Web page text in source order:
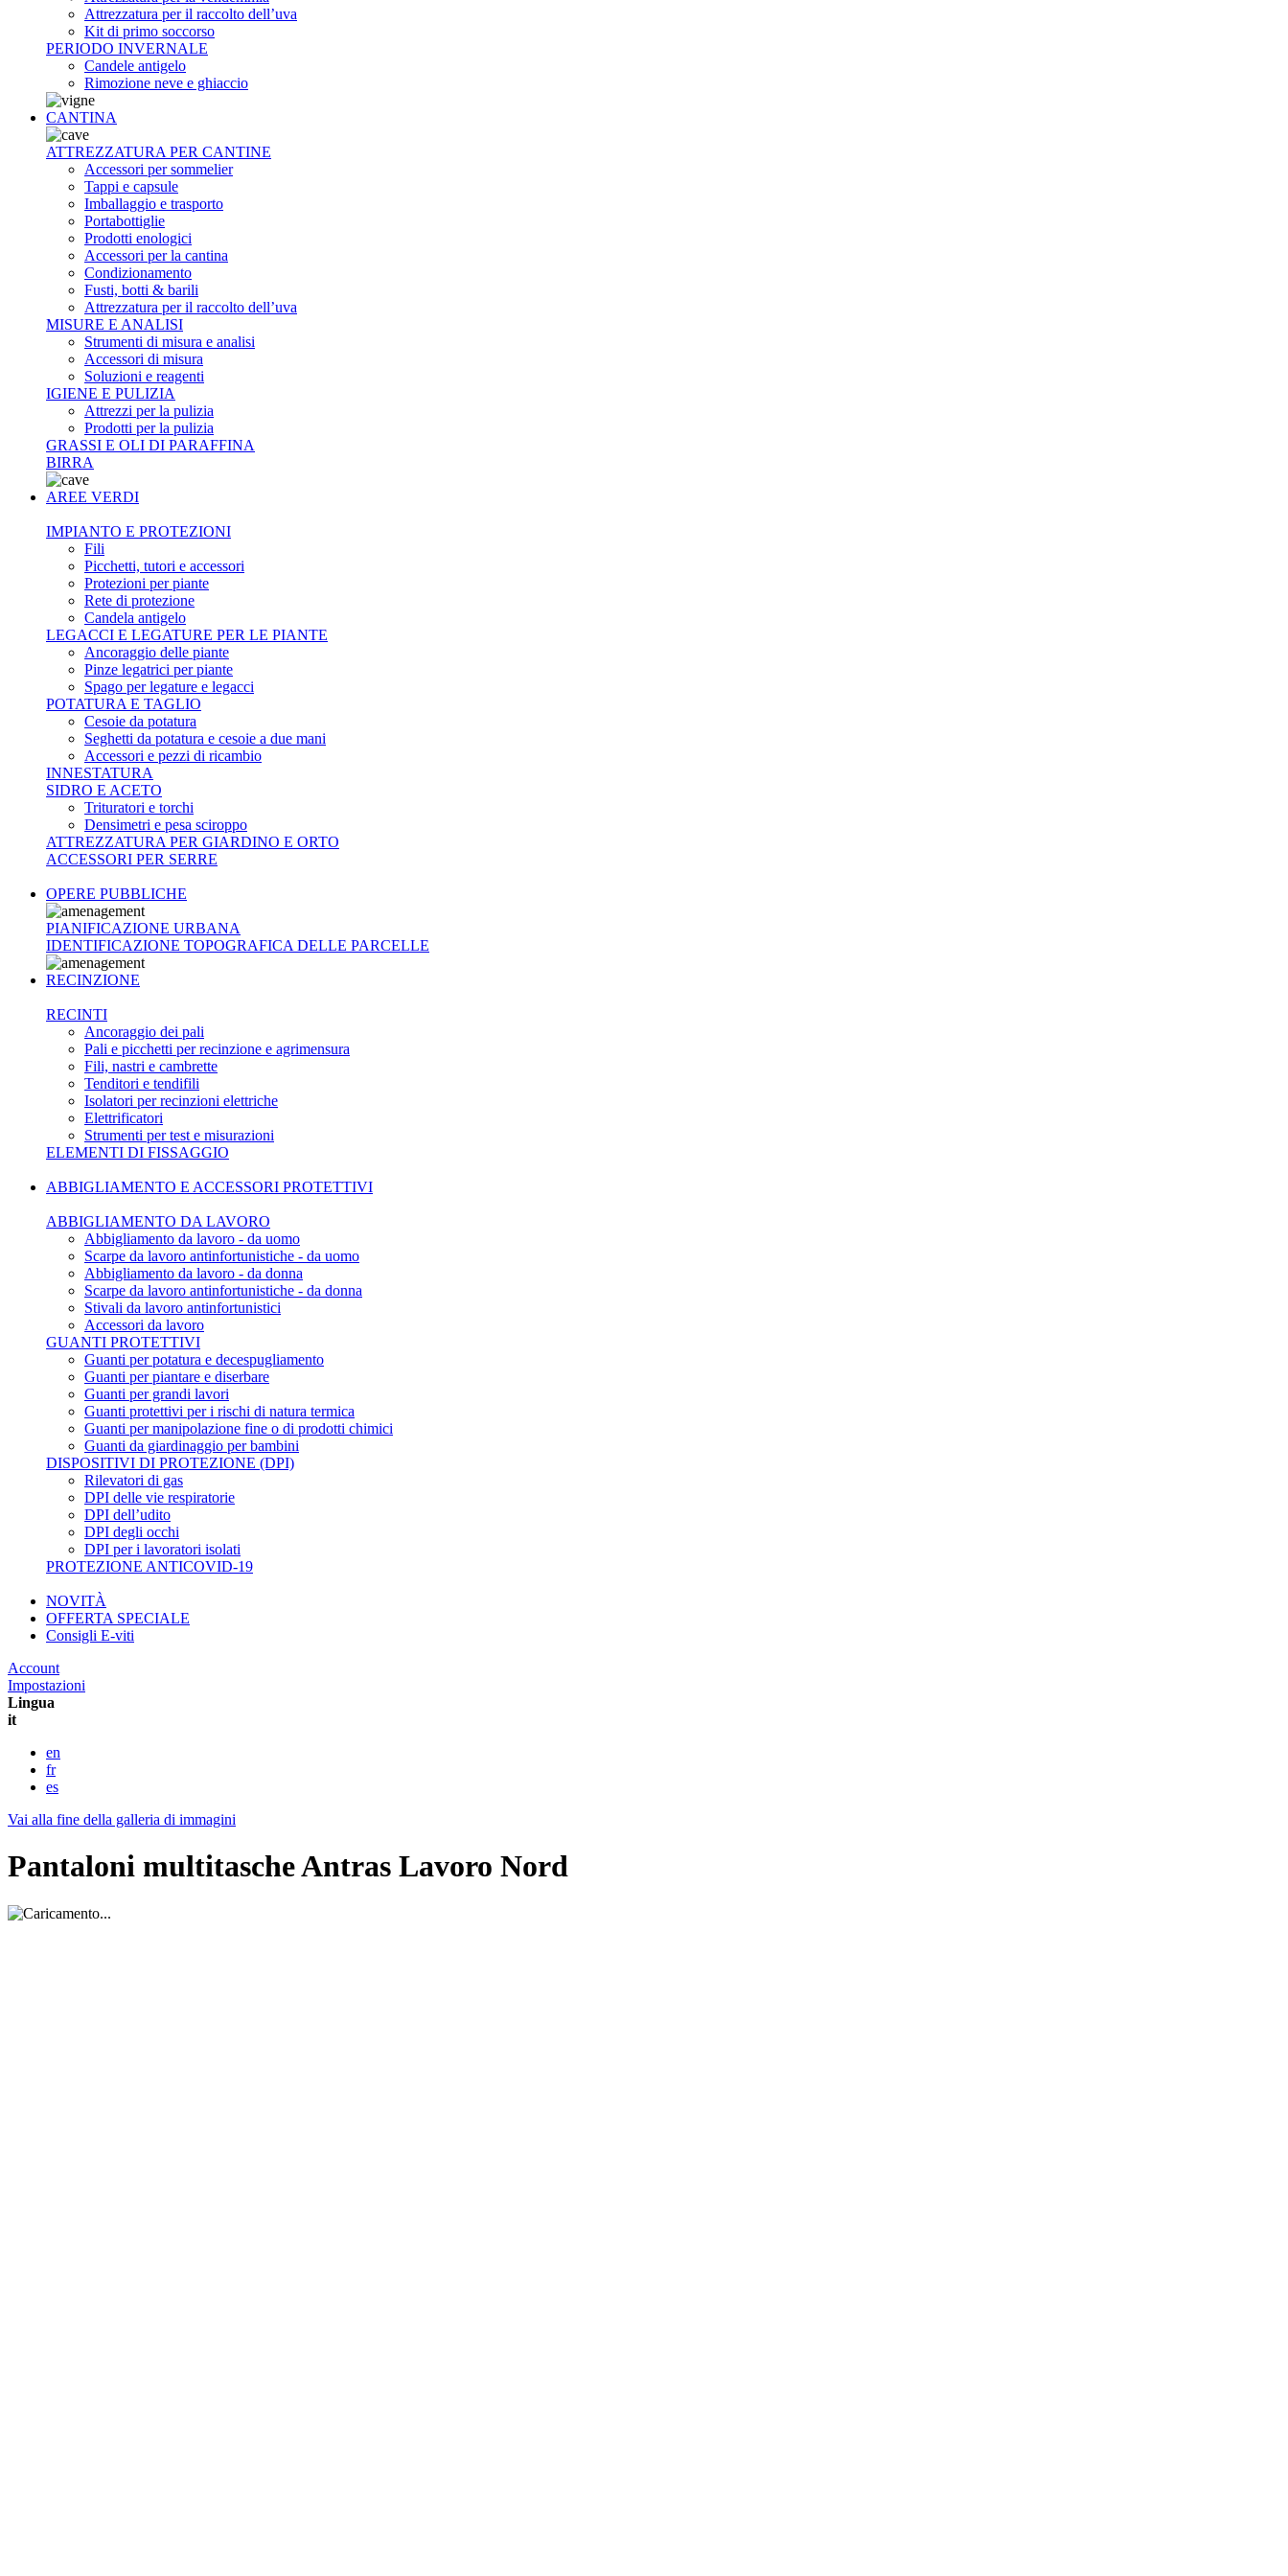
Attrezzatura per il raccolto dell’uva
Kit di primo soccorso
PERIODO INVERNALE
Candele antigelo
Rimozione neve e ghiaccio
CANTINA
ATTREZZATURA PER CANTINE
Accessori per sommelier
Tappi e capsule
Imballaggio e trasporto
Portabottiglie
Prodotti enologici
Accessori per la cantina
Condizionamento
Fusti, botti & barili
Attrezzatura per il raccolto dell’uva
MISURE E ANALISI
Strumenti di misura e analisi
Accessori di misura
Soluzioni e reagenti
IGIENE E PULIZIA
Attrezzi per la pulizia
Prodotti per la pulizia
GRASSI E OLI DI PARAFFINA
BIRRA
AREE VERDI
IMPIANTO E PROTEZIONI
Fili
Picchetti, tutori e accessori
Protezioni per piante
Rete di protezione
Candela antigelo
LEGACCI E LEGATURE PER LE PIANTE
Ancoraggio delle piante
Pinze legatrici per piante
Spago per legature e legacci
POTATURA E TAGLIO
Cesoie da potatura
Seghetti da potatura e cesoie a due mani
Accessori e pezzi di ricambio
INNESTATURA
SIDRO E ACETO
Trituratori e torchi
Densimetri e pesa sciroppo
ATTREZZATURA PER GIARDINO E ORTO
ACCESSORI PER SERRE
OPERE PUBBLICHE
PIANIFICAZIONE URBANA
IDENTIFICAZIONE TOPOGRAFICA DELLE PARCELLE
RECINZIONE
RECINTI
Ancoraggio dei pali
Pali e picchetti per recinzione e agrimensura
Fili, nastri e cambrette
Tenditori e tendifili
Isolatori per recinzioni elettriche
Elettrificatori
Strumenti per test e misurazioni
ELEMENTI DI FISSAGGIO
ABBIGLIAMENTO E ACCESSORI PROTETTIVI
ABBIGLIAMENTO DA LAVORO
Abbigliamento da lavoro - da uomo
Scarpe da lavoro antinfortunistiche - da uomo
Abbigliamento da lavoro - da donna
Scarpe da lavoro antinfortunistiche - da donna
Stivali da lavoro antinfortunistici
Accessori da lavoro
GUANTI PROTETTIVI
Guanti per potatura e decespugliamento
Guanti per piantare e diserbare
Guanti per grandi lavori
Guanti protettivi per i rischi di natura termica
Guanti per manipolazione fine o di prodotti chimici
Guanti da giardinaggio per bambini
DISPOSITIVI DI PROTEZIONE (DPI)
Rilevatori di gas
DPI delle vie respiratorie
DPI dell’udito
DPI degli occhi
DPI per i lavoratori isolati
PROTEZIONE ANTICOVID-19
NOVITÀ
OFFERTA SPECIALE
Consigli E-viti
Account
Impostazioni
Lingua
it
en
fr
es
Vai alla fine della galleria di immagini
Pantaloni multitasche Antras Lavoro Nord